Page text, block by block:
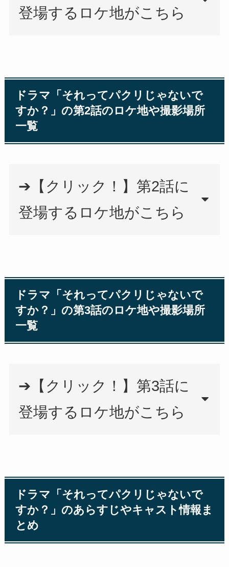
登場するロケ地がこちら
ドラマ「それってパクリじゃないで
すか？」の第2話のロケ地や撮影場所
一覧
➔【クリック！】第2話に
登場するロケ地がこちら
ドラマ「それってパクリじゃないで
すか？」の第3話のロケ地や撮影場所
一覧
➔【クリック！】第3話に
登場するロケ地がこちら
ドラマ「それってパクリじゃないで
すか？」のあらすじやキャスト情報ま
とめ